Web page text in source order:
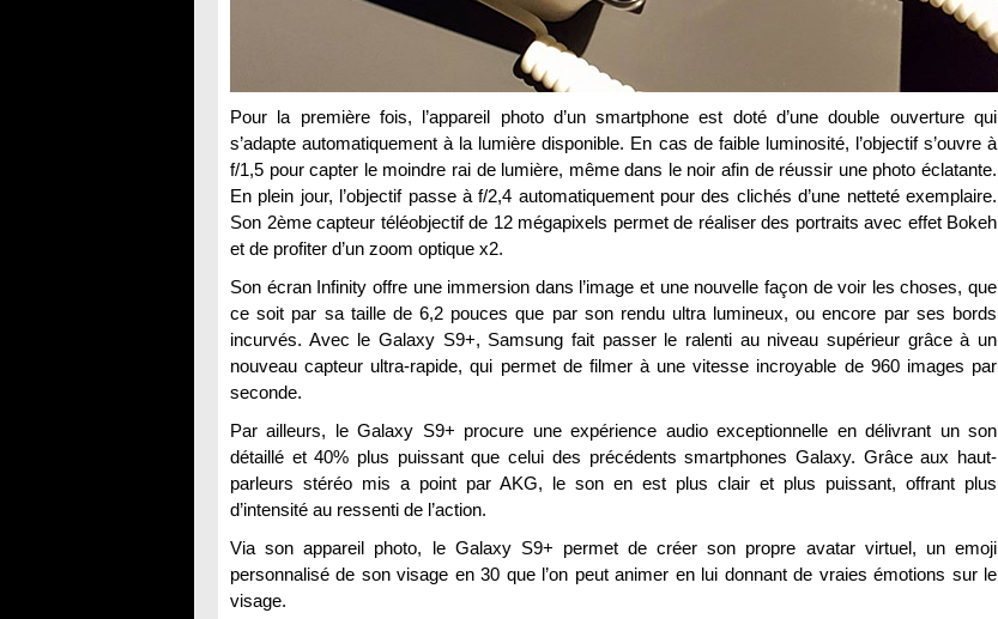
Pour la première fois, l’appareil photo d’un smartphone est doté d’une double ouverture qui
s’adapte automatiquement à la lumière disponible. En cas de faible luminosité, l’objectif s’ouvre à
f/1,5 pour capter le moindre rai de lumière, même dans le noir afin de réussir une photo éclatante.
En plein jour, l’objectif passe à f/2,4 automatiquement pour des clichés d’une netteté exemplaire.
Son 2ème capteur téléobjectif de 12 mégapixels permet de réaliser des portraits avec effet Bokeh
et de profiter d’un zoom optique x2.
Son écran Infinity offre une immersion dans l’image et une nouvelle façon de voir les choses, que
ce soit par sa taille de 6,2 pouces que par son rendu ultra lumineux, ou encore par ses bords
incurvés. Avec le Galaxy S9+, Samsung fait passer le ralenti au niveau supérieur grâce à un
nouveau capteur ultra-rapide, qui permet de filmer à une vitesse incroyable de 960 images par
seconde.
Par ailleurs, le Galaxy S9+ procure une expérience audio exceptionnelle en délivrant un son
détaillé et 40% plus puissant que celui des précédents smartphones Galaxy. Grâce aux haut-
parleurs stéréo mis a point par AKG, le son en est plus clair et plus puissant, offrant plus
d’intensité au ressenti de l’action.
Via son appareil photo, le Galaxy S9+ permet de créer son propre avatar virtuel, un emoji
personnalisé de son visage en 30 que l’on peut animer en lui donnant de vraies émotions sur le
visage.